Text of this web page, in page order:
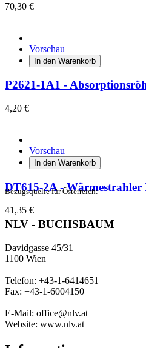
70,30 €
Vorschau
In den Warenkorb
P2621-1A1 -
4,20 €
Vorschau
In den Warenkorb
DT615-2A -
41,35 €
Bezugsquelle für Österreich:
NLV - BUCHSBAUM
Davidgasse 45/31
1100 Wien
Telefon: +43-1-6414651
Fax: +43-1-6004150
E-Mail: office@nlv.at
Website: www.nlv.at